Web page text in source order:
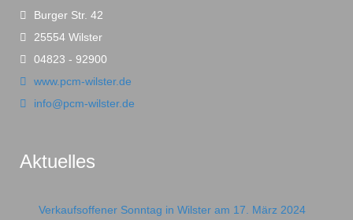
Burger Str. 42
25554 Wilster
04823 - 92900
www.pcm-wilster.de
info@pcm-wilster.de
Aktuelles
Verkaufsoffener Sonntag in Wilster am 17. März 2024